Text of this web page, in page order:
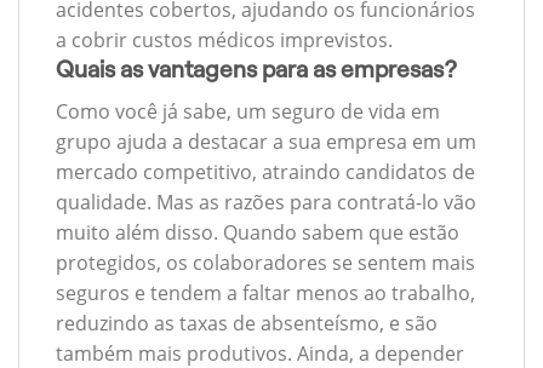
acidentes cobertos, ajudando os funcionários
a cobrir custos médicos imprevistos.
Quais as vantagens para as empresas?
Como você já sabe, um seguro de vida em
grupo ajuda a destacar a sua empresa em um
mercado competitivo, atraindo candidatos de
qualidade. Mas as razões para contratá-lo vão
muito além disso. Quando sabem que estão
protegidos, os colaboradores se sentem mais
seguros e tendem a faltar menos ao trabalho,
reduzindo as taxas de absenteísmo, e são
também mais produtivos. Ainda, a depender